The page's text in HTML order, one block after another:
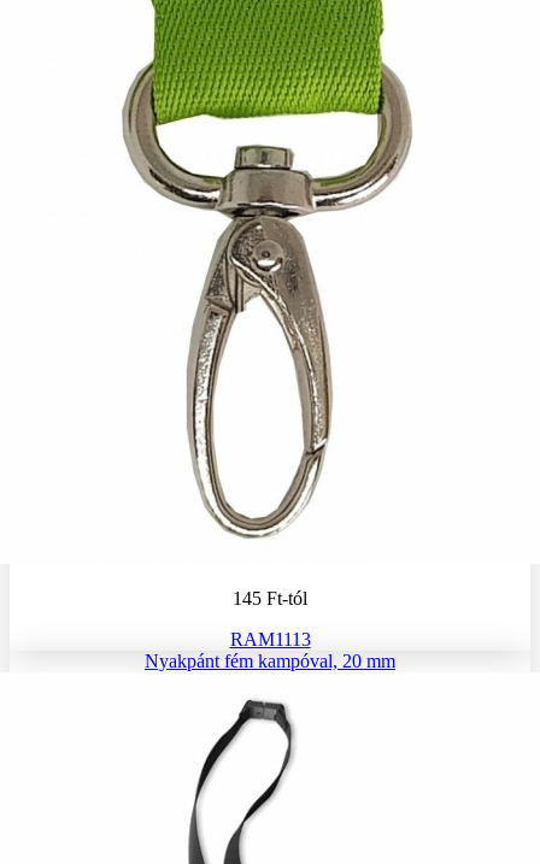
145 Ft-tól
RAM1113
Nyakpánt fém kampóval, 20 mm